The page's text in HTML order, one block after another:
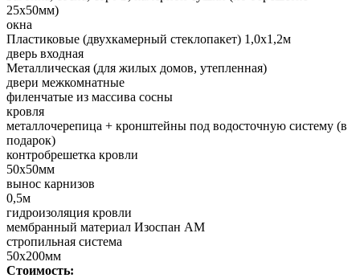
25х50мм)
окна
Пластиковые (двухкамерный стеклопакет) 1,0х1,2м
дверь входная
Металлическая (для жилых домов, утепленная)
двери межкомнатные
филенчатые из массива сосны
кровля
металлочерепица + кронштейны под водосточную систему (в
подарок)
контробрешетка кровли
50х50мм
вынос карнизов
0,5м
гидроизоляция кровли
мембранный материал Изоспан АМ
стропильная система
50х200мм
Стоимость: